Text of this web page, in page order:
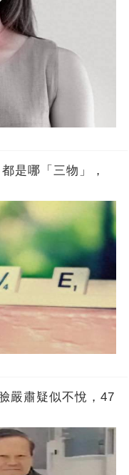
是哪「三物」，
嚴肅疑似不悅，47